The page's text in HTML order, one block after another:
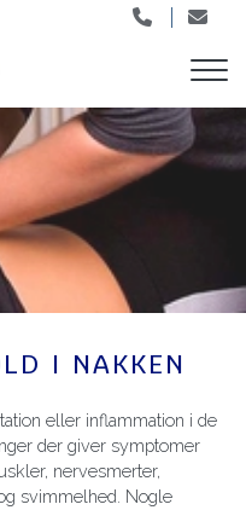
I NAKKEN
eller inflammation i de
der giver symptomer
nervesmerter,
svimmelhed. Nogle